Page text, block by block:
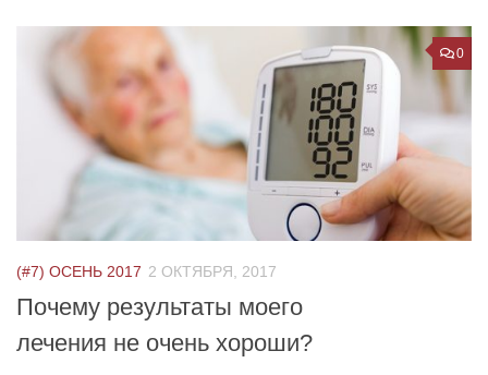
0
(#7) ОСЕНЬ 2017 2 ОКТЯБРЯ, 2017
Почему результаты моего
лечения не очень хороши?